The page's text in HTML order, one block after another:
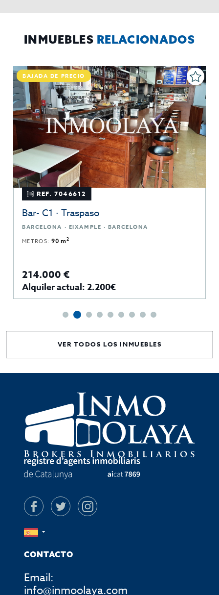
INMUEBLES RELACIONADOS
BAJADA DE PRECIO
REF. 7046612
Bar- C1 · Traspaso
BARCELONA · EIXAMPLE · BARCELONA
METROS:90 m2
214.000 €
Alquiler actual: 2.200€
VER TODOS LOS INMUEBLES
CONTACTO
Email:
info@inmoolaya.com